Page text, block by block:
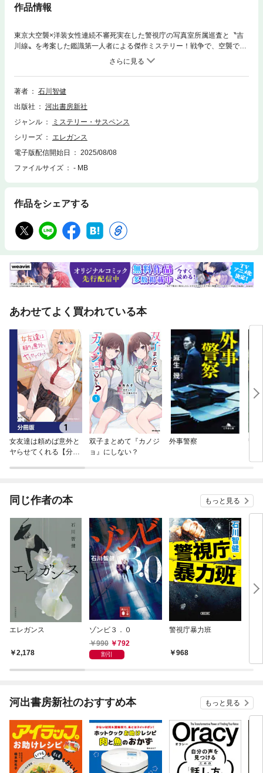
作品情報
東京大空襲×洋装女性連続不審死実在した警視庁の写真室所属巡査と〝吉
川線〟を考案した鑑識第一人者による傑作ミステリー！戦争で、空襲でど
うせ死ぬ。それなのに、どうして殺人事件を追うのか？空襲が激化する19
45年1月、警視庁でただ一人、ライカのカメラを扱える石川光陽。写真室
勤務である彼の任務は、戦禍の街並みや管内の事件現場をフィルムに収め
ること。折しも世間では、女性四名の連続首吊り自殺が報じられていた。
トが印象的なため“釣鐘草の衝動”と呼ばれ話題となっていた。ある日突
然、警視庁上層部から連続する首吊り事件の再捜査命令が光陽にくだる。
は、頸部索溝や捜査記録の重要性を説く。自殺説に傾く光陽に対し、吉川
は他殺を疑っていた。捜査が進む中で、四人の女性にはある共通点が判
川は決然と捜査の意義を語る――。「犯罪を見逃すのは、罪を許容するこ
なければならないんです」 さらに光陽と吉川の前に、戦時中でも洋装を
が変えられないようにするため、美しくありたいと願う、気高い女性たち
の物語。戦後80年、次世代へつなげたい著者渾身の記念碑的小説！
著者
石川智健
出版社
河出書房新社
ジャンル
ミステリー・サスペンス
シリーズ
エレガンス
電子版配信開始日
2025/08/08
ファイルサイズ
- MB
作品をシェアする
あわせてよく買われている本
女友達は頼めば意外と
ヤらせてくれる【分冊
双子まとめて『カノジ
ョ』にしない？
外事警察 警
同じ作者の本 もっと見る
エレガンス
2,178
ゾンビ３．０
990
792
割引
警視庁暴力班
968
河出書房新社のおすすめ本 もっと見る